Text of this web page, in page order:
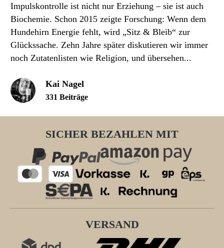
Impulskontrolle ist nicht nur Erziehung – sie ist auch
Biochemie. Schon 2015 zeigte Forschung: Wenn dem
Hundehirn Energie fehlt, wird „Sitz & Bleib“ zur
Glückssache. Zehn Jahre später diskutieren wir immer
noch Zutatenlisten wie Religion, und übersehen...
Kai Nagel
331 Beiträge
SICHER BEZAHLEN MIT
VERSAND